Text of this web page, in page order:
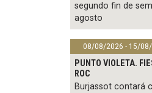
segundo fin de
agosto
08/08/2026 - 15/
PUNTO VIOLETA.
ROC
Burjassot contará